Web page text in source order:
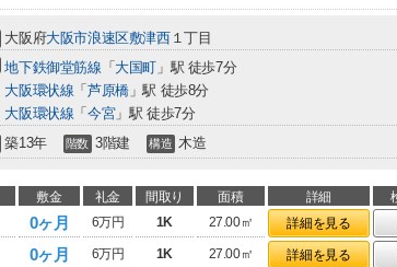
大阪府大阪市浪速区敷津西１丁目
地下鉄御堂筋線 「 大国町 」駅 徒歩7分
大阪環状線 「 芦原橋」駅 徒歩8分
大阪環状線 「 今宮」駅 徒歩7分
築13年 階数 3階建 構造 木造
敷金 礼金 間取り 面積 詳細
0ヶ月 6万円 1K 27.00㎡ 詳細を見る
0ヶ月 6万円 1K 27.00㎡ 詳細を見る